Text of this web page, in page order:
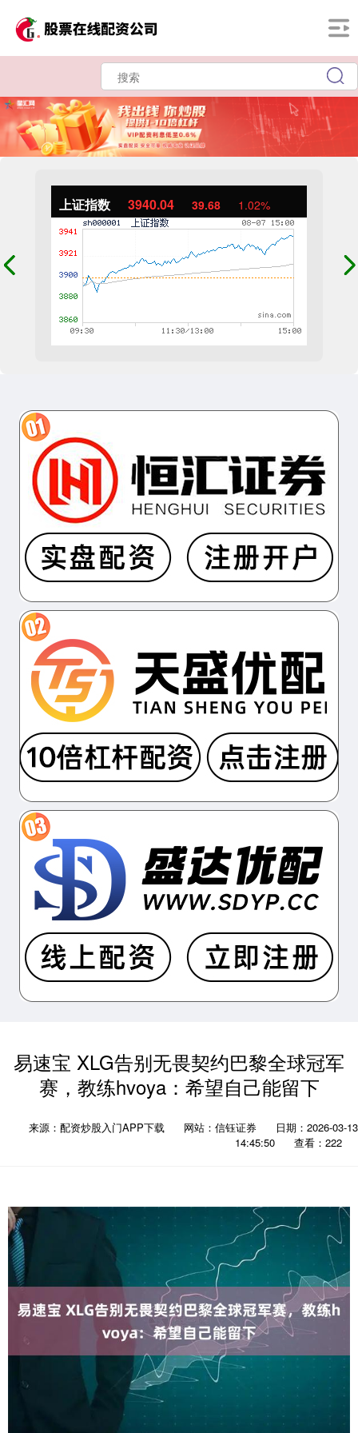
上证指数 3940.04 39.68 1.02%
易速宝 XLG告别无畏契约巴黎全球冠军
赛，教练hvoya：希望自己能留下
来源：配资炒股入门APP下载 网站：信钰证券
日期：2026-03-13
14:45:50
查看：222